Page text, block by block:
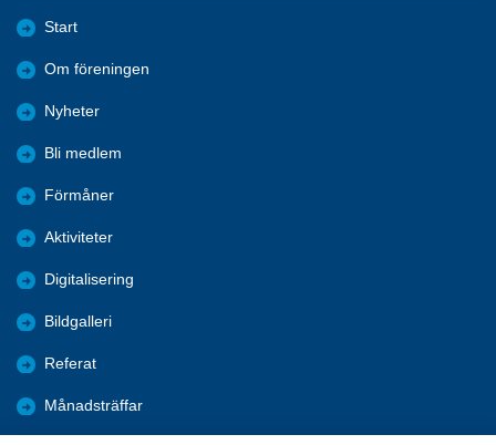
Start
Om föreningen
Nyheter
Bli medlem
Förmåner
Aktiviteter
Digitalisering
Bildgalleri
Referat
Månadsträffar